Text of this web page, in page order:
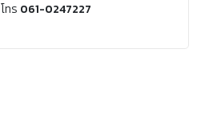
ทร 061-0247227